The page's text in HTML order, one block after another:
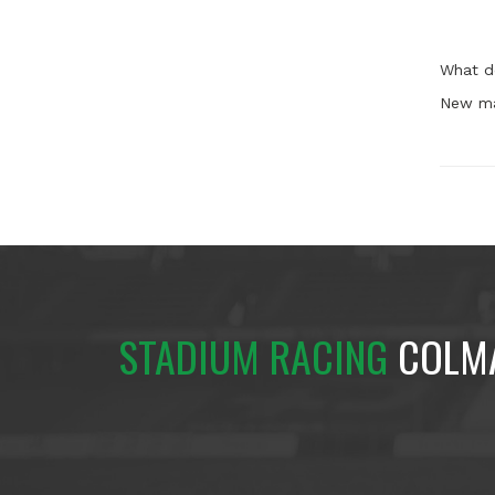
What
New
STADIUM RACING